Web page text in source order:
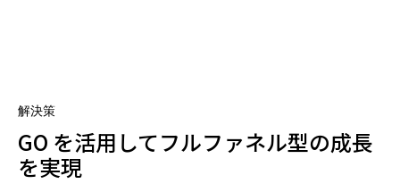
解決策
GO を活用してフルファネル型の成長
を実現